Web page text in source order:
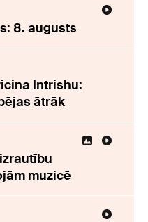
8. augusts
Intrishu:
ātrāk
muzicē